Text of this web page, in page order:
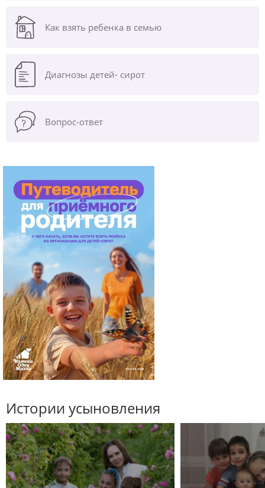
Как взять ребенка в семью
Диагнозы детей- сирот
Вопрос-ответ
Истории усыновления